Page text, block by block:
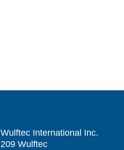
Wulftec International Inc.
209 Wulftec